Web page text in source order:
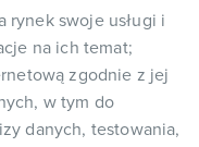
rynek swoje usługi i
na ich temat;
zgodnie z jej
w tym do
danych, testowania,